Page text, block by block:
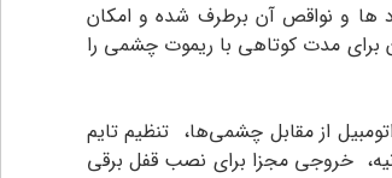
ها و نواقص آن برطرف شده و امکان
برای مدت کوتاهی با ریموت چشمی را
از مقابل چشمی‌ها، تنظیم تایم
برای باز و بسته شدن هر لنگه درب، بسته شدن اضطراری درب‌ها در صورت خرابی چشمی‌ها، بسته شدن اتوماتیک درب از یک تا ۹۹ ثانیه، خروجی مجزا برای نصب قفل برقی